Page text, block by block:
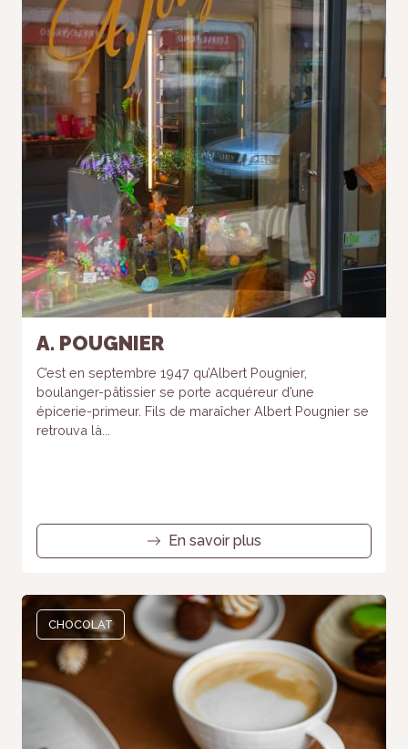
A. POUGNIER
C’est en septembre 1947 qu’Albert Pougnier,
boulanger-pâtissier se porte acquéreur d’une
épicerie-primeur. Fils de maraîcher Albert Pougnier se
retrouva là...
En savoir plus
CHOCOLAT